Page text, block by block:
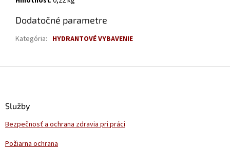
Dodatočné parametre
Kategória: HYDRANTOVÉ VYBAVENIE
Služby
Bezpečnosť a ochrana zdravia pri práci
Požiarna ochrana